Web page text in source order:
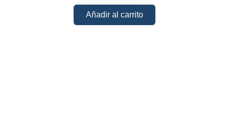
Añadir al carrito